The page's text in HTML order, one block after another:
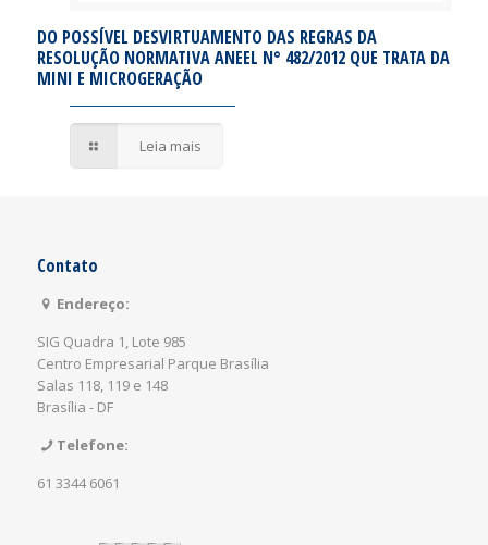
DO POSSÍVEL DESVIRTUAMENTO DAS REGRAS DA
RESOLUÇÃO NORMATIVA ANEEL N° 482/2012 QUE TRATA DA
MINI E MICROGERAÇÃO
Leia mais
Contato
Endereço:
SIG Quadra 1, Lote 985
Centro Empresarial Parque Brasília
Salas 118, 119 e 148
Brasília - DF
Telefone:
61 3344 6061